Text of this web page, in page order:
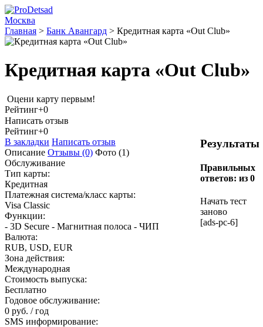
Москва
Главная > Банк Авангард > Кредитная карта «Out Club»
Кредитная карта «Out Club»
Оцени карту первым!
Рейтинг+0
Написать отзыв
Результаты
Правильных
ответов: из 0
Начать тест
заново
[ads-pc-6]
Рейтинг+0
В закладки Написать отзыв
Описание Отзывы (0) Фото (1)
Обслуживание
Тип карты:
Кредитная
Платежная система/класс карты:
Visa Classic
Функции:
- 3D Secure - Магнитная полоса - ЧИП
Валюта:
RUB, USD, EUR
Зона действия:
Международная
Стоимость выпуска:
Бесплатно
Годовое обслуживание:
0 руб. / год
SMS информирование: